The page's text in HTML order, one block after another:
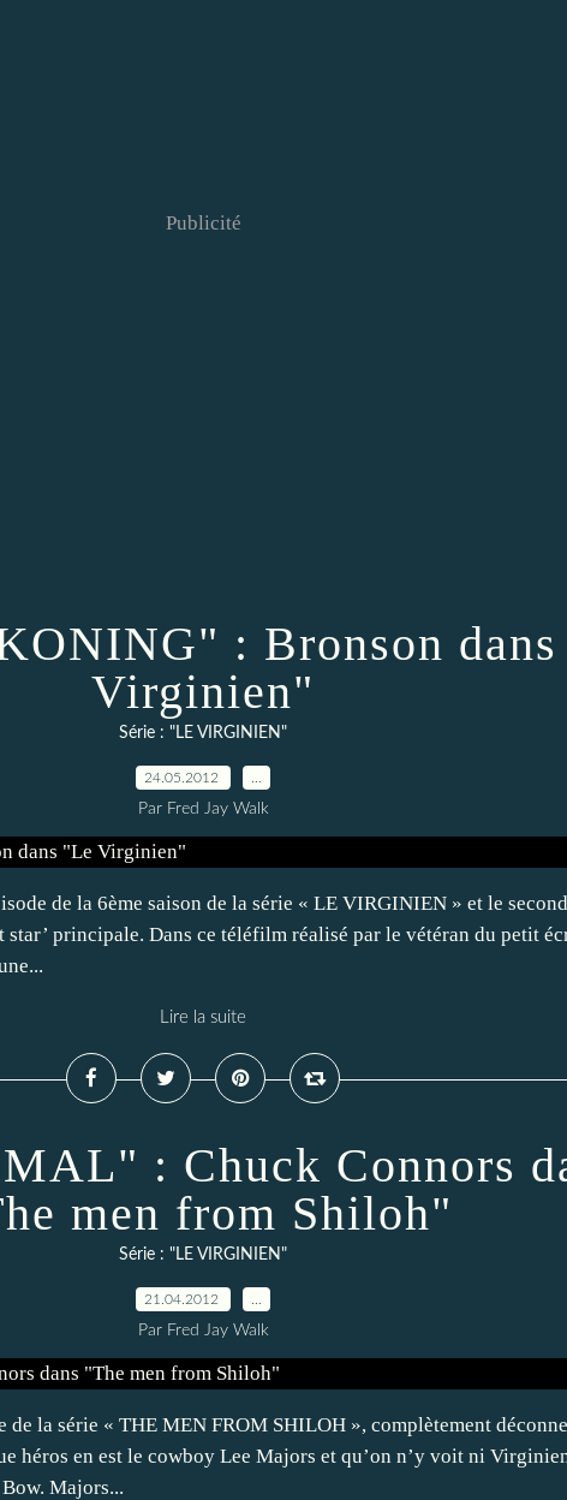
Publicité
: Bronson
Virginien"
Série : "LE VIRGINIEN"
24.05.2012
Par Fred Jay Walk
de la 6ème saison de la série « LE VIRGINIEN » et le
star’ principale. Dans ce téléfilm réalisé par le vétéran du petit
Lire la suite
: Chuck Connors
men from Shiloh"
Série : "LE VIRGINIEN"
21.04.2012
Par Fred Jay Walk
la série « THE MEN FROM SHILOH », complètement
héros en est le cowboy Lee Majors et qu’on n’y voit ni
Majors...